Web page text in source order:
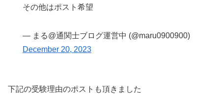
その他はポスト希望
— まる@通関士ブログ運営中 (@maru0900900)
December 20, 2023
下記の受験理由のポストも頂きました